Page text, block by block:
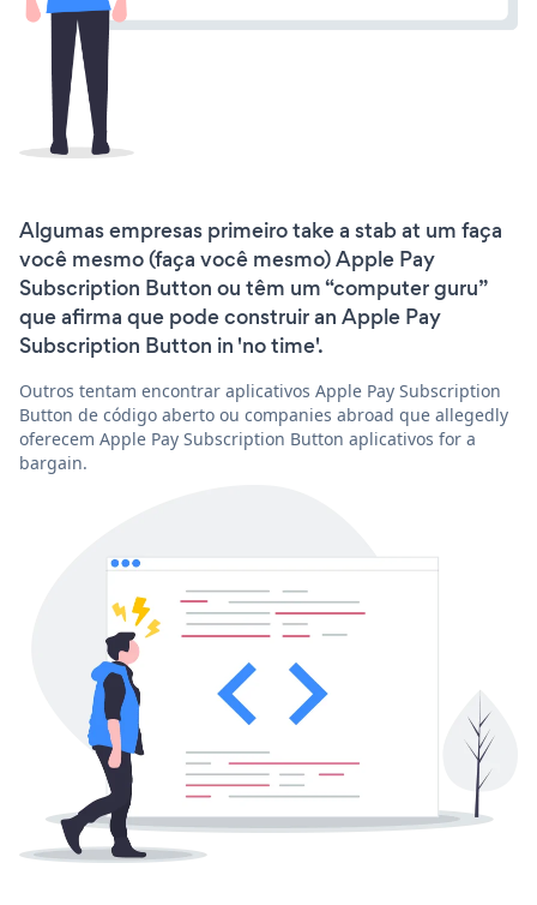
Algumas empresas primeiro take a stab at um faça
você mesmo (faça você mesmo) Apple Pay
Subscription Button ou têm um “computer guru”
que afirma que pode construir an Apple Pay
Subscription Button in 'no time'.
Outros tentam encontrar aplicativos Apple Pay Subscription
Button de código aberto ou companies abroad que allegedly
oferecem Apple Pay Subscription Button aplicativos for a
bargain.